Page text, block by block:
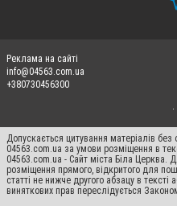
Реклама на сайті
info@04563.com.ua
+380730456300
Допускається цитування матеріалів
04563.com.ua за умови розміщення в
04563.com.ua - Сайт міста Біла Церква.
розміщення прямого, відкритого для
статті не нижче другого абзацу в
виняткових прав переслідується